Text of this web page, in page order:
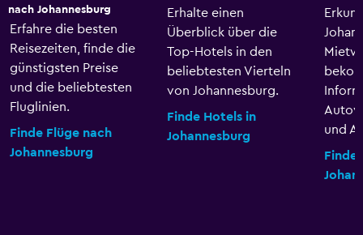
nach Johannesburg
Erfahre die besten
Reisezeiten, finde die
günstigsten Preise
und die beliebtesten
Fluglinien.
Finde Flüge nach
Johannesburg
Erhalte einen
Überblick über die
Top-Hotels in den
beliebtesten Vierteln
von Johannesburg.
Finde Hotels in
Johannesburg
und
Finde